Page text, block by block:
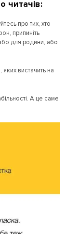
читачів:
про тих, хто
припиніть
для родини, або
вистачить на
А це саме